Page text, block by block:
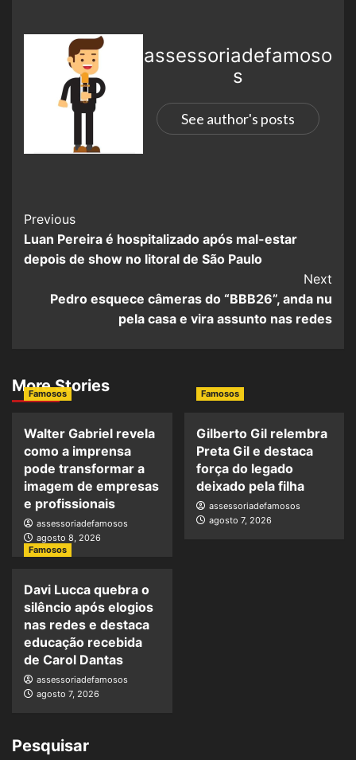
assessoriadefamoso
s
See author's posts
Previous
Luan Pereira é hospitalizado após mal-estar
depois de show no litoral de São Paulo
Next
Pedro esquece câmeras do “BBB26”, anda nu
pela casa e vira assunto nas redes
More Stories
Famosos
Walter Gabriel revela
como a imprensa
pode transformar a
imagem de empresas
e profissionais
assessoriadefamosos
agosto 8, 2026
Famosos
Gilberto Gil relembra
Preta Gil e destaca
força do legado
deixado pela filha
assessoriadefamosos
agosto 7, 2026
Famosos
Davi Lucca quebra o
silêncio após elogios
nas redes e destaca
educação recebida
de Carol Dantas
assessoriadefamosos
agosto 7, 2026
Pesquisar